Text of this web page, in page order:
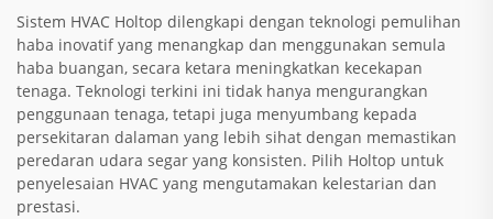
Sistem HVAC Holtop dilengkapi dengan teknologi pemulihan
haba inovatif yang menangkap dan menggunakan semula
haba buangan, secara ketara meningkatkan kecekapan
tenaga. Teknologi terkini ini tidak hanya mengurangkan
penggunaan tenaga, tetapi juga menyumbang kepada
persekitaran dalaman yang lebih sihat dengan memastikan
peredaran udara segar yang konsisten. Pilih Holtop untuk
penyelesaian HVAC yang mengutamakan kelestarian dan
prestasi.